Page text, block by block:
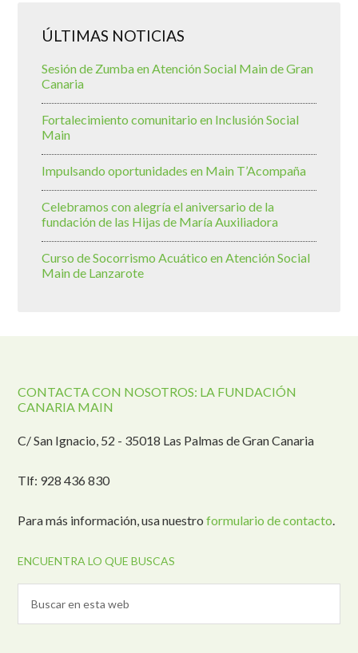
ÚLTIMAS NOTICIAS
Sesión de Zumba en Atención Social Main de Gran
Canaria
Fortalecimiento comunitario en Inclusión Social
Main
Impulsando oportunidades en Main T’Acompaña
Celebramos con alegría el aniversario de la
fundación de las Hijas de María Auxiliadora
Curso de Socorrismo Acuático en Atención Social
Main de Lanzarote
CONTACTA CON NOSOTROS: LA FUNDACIÓN
CANARIA MAIN
C/ San Ignacio, 52 - 35018 Las Palmas de Gran Canaria
Tlf: 928 436 830
Para más información, usa nuestroformulario de contacto.
ENCUENTRA LO QUE BUSCAS